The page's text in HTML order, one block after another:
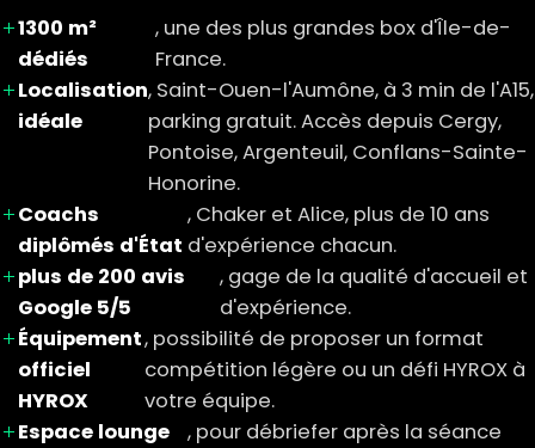
1300 m²
dédiés
, une des plus grandes box d'Île-de-
France.
Localisation
idéale
, Saint-Ouen-l'Aumône, à 3 min de l'A15,
parking gratuit. Accès depuis Cergy,
Pontoise, Argenteuil, Conflans-Sainte-
Honorine.
Coachs
diplômés d'État
, Chaker et Alice, plus de 10 ans
d'expérience chacun.
plus de 200 avis
Google 5/5
, gage de la qualité d'accueil et
d'expérience.
Équipement
officiel
HYROX
, possibilité de proposer un format
compétition légère ou un défi HYROX à
votre équipe.
Espace lounge
, pour débriefer après la séance